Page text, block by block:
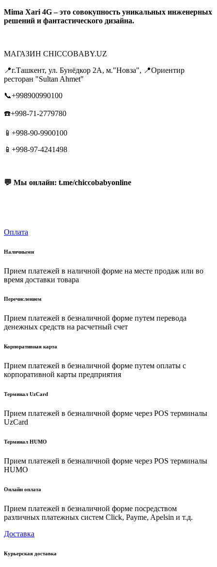
Mima Xari 4G – это совокупность уникальных инженерных
решений и фантастического дизайна.
МАГАЗИН CHICCOBABY.UZ
📍г.Ташкент, ул. Бунёдкор 2А, м."Новза", 📍Ориентир
ресторан "Sultan Ahmet"
📞+998900990100
☎️+998-71-2779780
📱+998-90-9900100
📱+998-97-4241498
💬 Мы онлайн: t.me/chiccobabyonline
Оплата
Наличными
Прием платежей в наличной форме на месте продаж или во
время доставки товара
Перечислением
Прием платежей в безналичной форме путем перевода
денежных средств на расчетный счет
Корпоративная карта
Прием платежей в безналичной форме путем оплаты с
корпоративной карты предприятия
Терминал UzCard
Прием платежей в безналичной форме через POS терминалы
UzCard
Терминал HUMO
Прием платежей в безналичной форме через POS терминалы
HUMO
Онлайн оплата
Прием платежей в безналичной форме посредством
различных платежных систем Click, Payme, Apelsin и т.д.
Доставка
Курьерская доставка